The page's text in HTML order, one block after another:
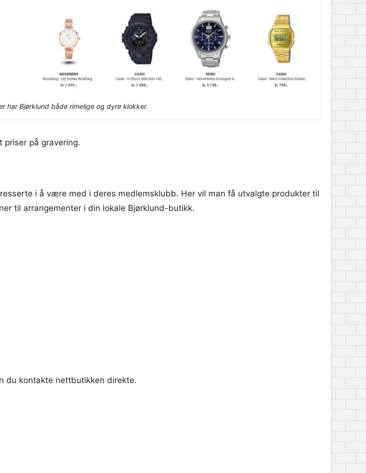
har Bjørklund både rimelige og dyre klokker.
priser på gravering.
i å være med i deres medlemsklubb. Her vil man få utvalgte produkter til
til arrangementer i din lokale Bjørklund-butikk.
du kontakte nettbutikken direkte.